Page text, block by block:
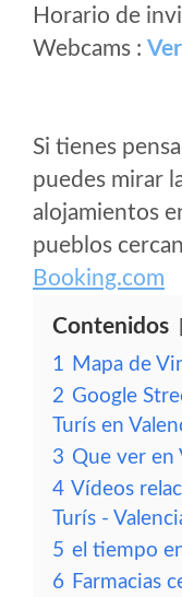
Horario de
Webcams :
Si tienes
puedes mirar
alojamientos
pueblos
Booking.com
Contenidos
1 Mapa de
2 Google
Turís en
3 Que ver en
4 Vídeos
Turís -
5 el tiempo
6 Farmacias